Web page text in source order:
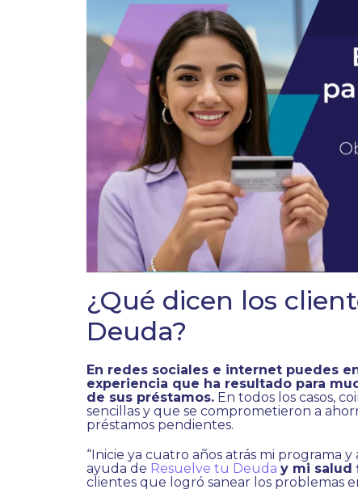
¿Qué dicen los
Deuda?
En redes sociales e internet puedes
experiencia que ha resultado para
de sus préstamos. En todos los casos,
sencillas y que se comprometieron a
préstamos pendientes.
“Inicie ya cuatro años atrás mi programa
ayuda de Resuelve tu Deuda y mi salud
clientes que logró sanear los problemas